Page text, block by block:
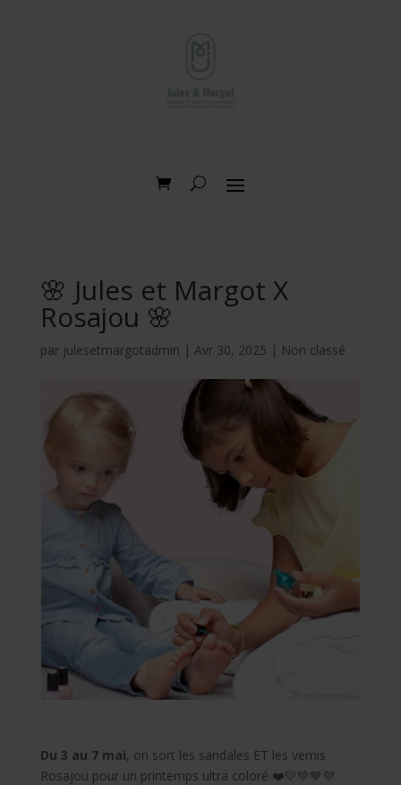
🌸 Jules et Margot X
Rosajou 🌸
par julesetmargotadmin | Avr 30, 2025 | Non classé
Du 3 au 7 mai, on sort les sandales ET les vernis
Rosajou pour un printemps ultra coloré ❤️💛💚💙💜